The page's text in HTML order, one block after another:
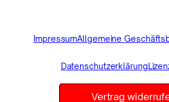
ImpressumAllgemeine
Datenschutzerklärung
Vertrag